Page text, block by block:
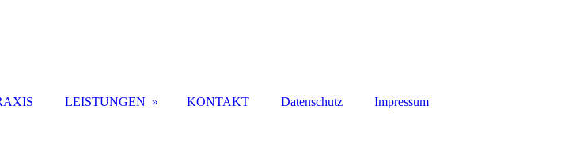
LEISTUNGEN KONTAKT Datenschutz Impressum